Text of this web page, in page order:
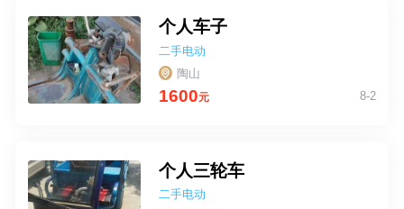
个人车子
二手电动
车 陶山
1600元 8-2
个人三轮车
二手电动